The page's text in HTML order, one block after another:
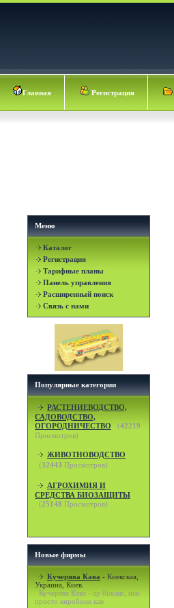
Главная Регистрация
Меню
Каталог
Регистрация
Тарифные планы
Панель управления
Расширенный поиск
Связь с нами
Популярные категории
РАСТЕНИЕВОДСТВО,
САДОВОДСТВО,
ОГОРОДНИЧЕСТВО
(42219
Просмотров)
ЖИВОТНОВОДСТВО
(32443 Просмотров)
АГРОХИМИЯ И
СРЕДСТВА БИОЗАЩИТЫ
(25148 Просмотров)
Новые фирмы
Кучерява Кава - Киевская,
Украина, Киев.
Кучерява Кава - це більше, ніж
просто виробник кав